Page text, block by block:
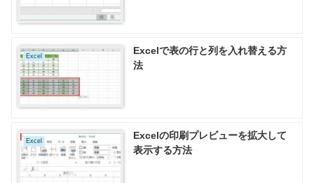
Excel
Excelで表の行と列を入れ替える方
法
Excel
Excelの印刷プレビューを拡大して
表示する方法